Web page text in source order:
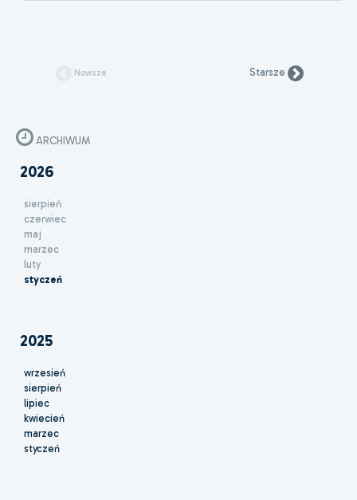
Nowsze Starsze
ARCHIWUM
2026
sierpień
czerwiec
maj
marzec
luty
styczeń
2025
wrzesień
sierpień
lipiec
kwiecień
marzec
styczeń